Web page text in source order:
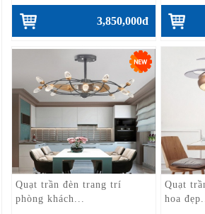
3,850,000đ
Quạt trần đèn trang trí
phòng khách...
Quạt
hoa